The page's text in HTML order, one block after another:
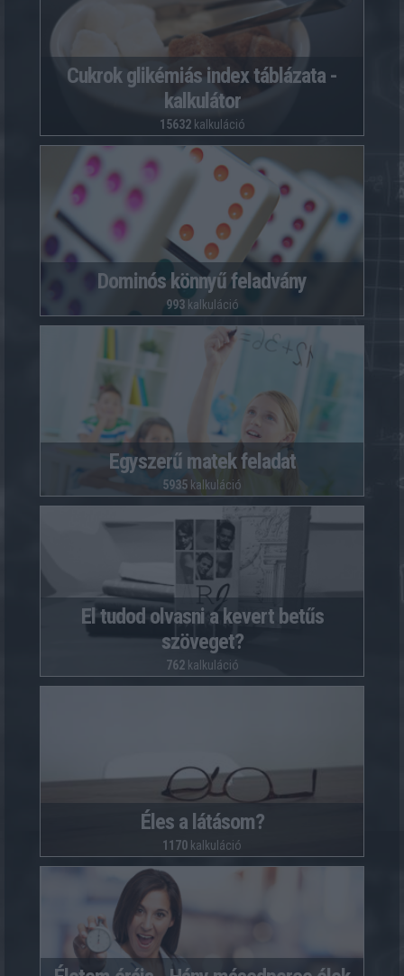
Cukrok glikémiás index táblázata -
kalkulátor
15632kalkuláció
Dominós könnyű feladvány
993kalkuláció
Egyszerű matek feladat
5935 kalkuláció
El tudod olvasni a kevert betűs
szöveget?
762kalkuláció
Éles a látásom?
1170 kalkuláció